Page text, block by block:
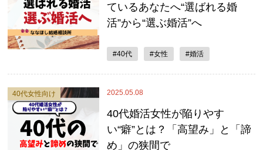
ているあなたへ“選ばれる婚
活”から“選ぶ婚活”へ
#40代 #女性 #婚活
2025.05.08
40代女性向け
40代婚活女性が陥りやす
い“癖”とは？「高望み」と「諦
め」の狭間で